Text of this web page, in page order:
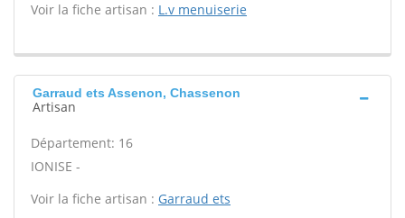
Voir la fiche artisan : L.v menuiserie
Garraud ets Assenon, Chassenon
Artisan
Département: 16
IONISE -
Voir la fiche artisan : Garraud ets